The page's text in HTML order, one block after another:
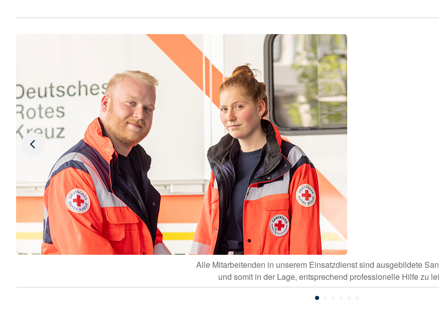
Alle Mitarbeitenden in unserem Einsatzdienst sind ausgebildete
und somit in der Lage, entsprechend professionelle Hilfe zu